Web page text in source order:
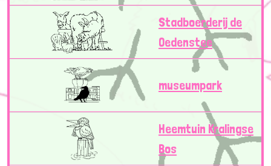
Stadboerderij de
Oedenstee
museumpark
Heemtuin Kralingse
Bos